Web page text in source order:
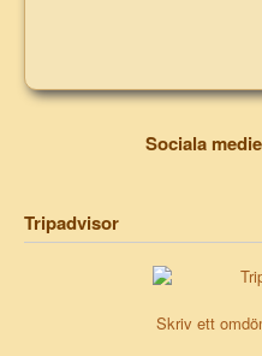
Sociala
Tripadvisor
Skriv ett